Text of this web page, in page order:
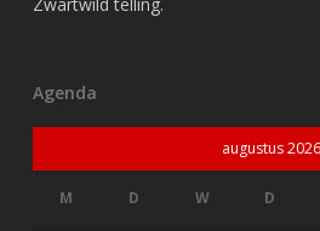
Agenda
augustus 2026
M D W D